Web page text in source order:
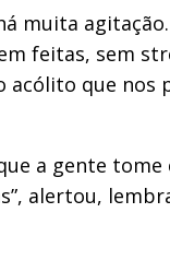
muita
feitas, sem
acólito que
a gente
alertou,